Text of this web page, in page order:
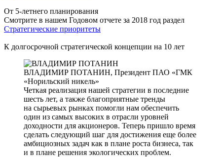
От 5-летнего планирования
Смотрите в нашем Годовом отчете за 2018 год раздел
Стратегические приоритеты
К долгосрочной стратегической концепции на 10 лет
ВЛАДИМИР ПОТАНИН, Президент ПАО «ГМК
«Норильский никель»
Четкая реализация нашей стратегии в последние
шесть лет, а также благоприятные тренды
на сырьевых рынках помогли нам обеспечить
один из самых высоких в отрасли уровней
доходности для акционеров. Теперь пришло время
сделать следующий шаг для достижения еще более
амбициозных задач как в плане роста бизнеса, так
и в плане решения экологических проблем.